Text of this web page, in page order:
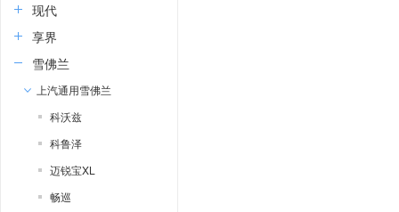
现代
享界
雪佛兰
上汽通用雪佛兰
科沃兹
科鲁泽
迈锐宝XL
畅巡